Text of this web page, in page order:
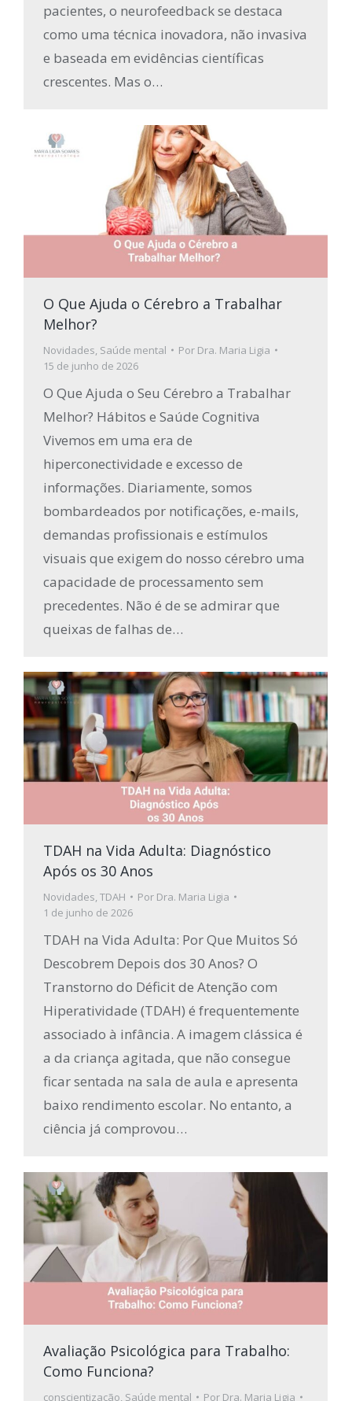
pacientes, o neurofeedback se destaca
como uma técnica inovadora, não invasiva
e baseada em evidências científicas
crescentes. Mas o…
O Que Ajuda o Cérebro a Trabalhar
Melhor?
Novidades Saúde mental Por Dra. Maria Ligia
15 de junho de 2026
O Que Ajuda o Seu Cérebro a Trabalhar
Melhor? Hábitos e Saúde Cognitiva
Vivemos em uma era de
hiperconectividade e excesso de
informações. Diariamente, somos
bombardeados por notificações, e-mails,
demandas profissionais e estímulos
visuais que exigem do nosso cérebro uma
capacidade de processamento sem
precedentes. Não é de se admirar que
queixas de falhas de…
TDAH na Vida Adulta: Diagnóstico
Após os 30 Anos
Novidades TDAH Por Dra. Maria Ligia
1 de junho de 2026
TDAH na Vida Adulta: Por Que Muitos Só
Descobrem Depois dos 30 Anos? O
Transtorno do Déficit de Atenção com
Hiperatividade (TDAH) é frequentemente
associado à infância. A imagem clássica é
a da criança agitada, que não consegue
ficar sentada na sala de aula e apresenta
baixo rendimento escolar. No entanto, a
ciência já comprovou…
Avaliação Psicológica para Trabalho:
Como Funciona?
conscientização Saúde mental Por Dra. Maria Ligia